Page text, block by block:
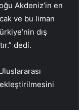
Akdeniz’in en
ve bu liman
dış
dedi.